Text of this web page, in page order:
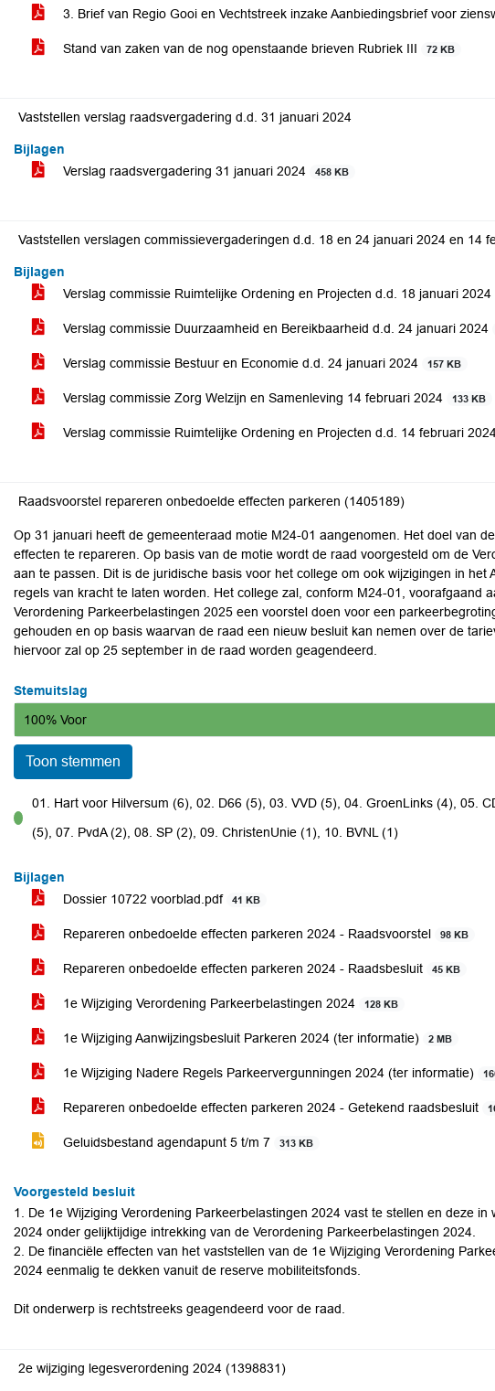
3. Brief van Regio Gooi en Vechtstreek inzake Aanbiedingsbrief voor
Stand van zaken van de nog openstaande brieven Rubriek III 72 KB
Vaststellen verslag raadsvergadering d.d. 31 januari 2024
Bijlagen
Verslag raadsvergadering 31 januari 2024
458 KB
Vaststellen verslagen commissievergaderingen d.d. 18 en 24 januari 2024 en 14
Bijlagen
Verslag commissie Ruimtelijke Ordening en Projecten d.d. 18 januari 2024
Verslag commissie Duurzaamheid en Bereikbaarheid d.d. 24 januari 2024
Verslag commissie Bestuur en Economie d.d. 24 januari 2024 157 KB
Verslag commissie Zorg Welzijn en Samenleving 14 februari 2024 133 KB
Verslag commissie Ruimtelijke Ordening en Projecten d.d. 14 februari
Raadsvoorstel repareren onbedoelde effecten parkeren (1405189)
Op 31 januari heeft de gemeenteraad motie M24-01 aangenomen. Het doel van
effecten te repareren. Op basis van de motie wordt de raad voorgesteld om de
aan te passen. Dit is de juridische basis voor het college om ook wijzigingen in het
regels van kracht te laten worden. Het college zal, conform M24-01, voorafgaand
Verordening Parkeerbelastingen 2025 een voorstel doen voor een
gehouden en op basis waarvan de raad een nieuw besluit kan nemen over de
hiervoor zal op 25 september in de raad worden geagendeerd.
Stemuitslag
100% Voor
Toon stemmen
voor
01. Hart voor Hilversum (6), 02. D66 (5), 03. VVD (5), 04. GroenLinks (4), 05.
(5), 07. PvdA (2), 08. SP (2), 09. ChristenUnie (1), 10. BVNL (1)
Bijlagen
Dossier 10722 voorblad.pdf
41 KB
Repareren onbedoelde effecten parkeren 2024 - Raadsvoorstel 98 KB
Repareren onbedoelde effecten parkeren 2024 - Raadsbesluit 45 KB
1e Wijziging Verordening Parkeerbelastingen 2024 128 KB
1e Wijziging Aanwijzingsbesluit Parkeren 2024 (ter informatie) 2 MB
1e Wijziging Nadere Regels Parkeervergunningen 2024 (ter informatie)
Repareren onbedoelde effecten parkeren 2024 - Getekend raadsbesluit
Geluidsbestand agendapunt 5 t/m 7 313 KB
Voorgesteld besluit
1. De 1e Wijziging Verordening Parkeerbelastingen 2024 vast te stellen en deze
2024 onder gelijktijdige intrekking van de Verordening Parkeerbelastingen 2024.
2. De financiële effecten van het vaststellen van de 1e Wijziging Verordening
2024 eenmalig te dekken vanuit de reserve mobiliteitsfonds.
Dit onderwerp is rechtstreeks geagendeerd voor de raad.
2e wijziging legesverordening 2024 (1398831)